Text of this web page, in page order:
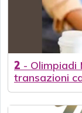
2 - Olimpiadi
transazioni